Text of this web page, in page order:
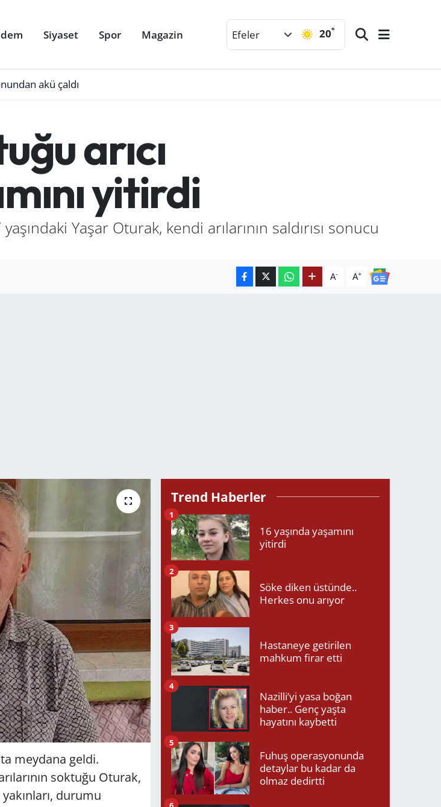
Siyaset Spor Magazin Efeler 20°
akü çaldı
arıcı
yitirdi
Yaşar Oturak, kendi arılarının saldırısı sonucu
A- A+
meydana geldi.
soktuğu Oturak,
durumu
Trend Haberler
16 yaşında yaşamını
yitirdi
1
Söke diken üstünde..
Herkes onu arıyor
2
Hastaneye getirilen
mahkum firar etti
3
Nazilli’yi yasa boğan
haber.. Genç yaşta
hayatını kaybetti
4
Fuhuş operasyonunda
detaylar bu kadar da
olmaz dedirtti
5
6